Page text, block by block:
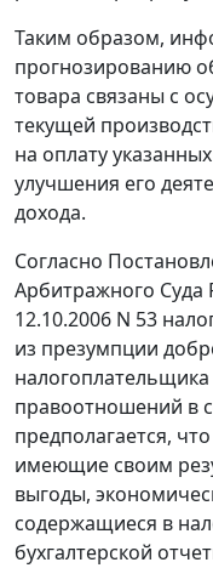
Таким образом,
прогнозированию
товара связаны с
текущей
на оплату
улучшения его
дохода.
Согласно
Арбитражного Суда
12.10.2006 N 53
из презумпции
правоотношений в
предполагается,
имеющие своим
выгоды,
содержащиеся в
бухгалтерской